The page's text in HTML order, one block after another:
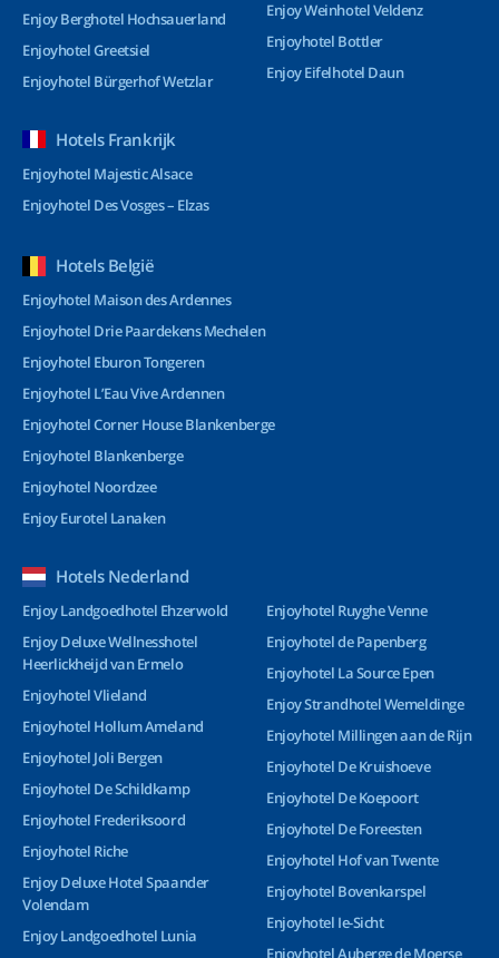
Enjoy Berghotel Hochsauerland
Enjoyhotel Greetsiel
Enjoyhotel Bürgerhof Wetzlar
Enjoy Weinhotel Veldenz
Enjoyhotel Bottler
Enjoy Eifelhotel Daun
Hotels Frankrijk
Enjoyhotel Majestic Alsace
Enjoyhotel Des Vosges – Elzas
Hotels België
Enjoyhotel Maison des Ardennes
Enjoyhotel Drie Paardekens Mechelen
Enjoyhotel Eburon Tongeren
Enjoyhotel L’Eau Vive Ardennen
Enjoyhotel Corner House Blankenberge
Enjoyhotel Blankenberge
Enjoyhotel Noordzee
Enjoy Eurotel Lanaken
Hotels Nederland
Enjoy Landgoedhotel Ehzerwold
Enjoy Deluxe Wellnesshotel
Heerlickheijd van Ermelo
Enjoyhotel Vlieland
Enjoyhotel Hollum Ameland
Enjoyhotel Joli Bergen
Enjoyhotel De Schildkamp
Enjoyhotel Frederiksoord
Enjoyhotel Riche
Enjoy Deluxe Hotel Spaander
Volendam
Enjoy Landgoedhotel Lunia
Enjoyhotel Ruyghe Venne
Enjoyhotel de Papenberg
Enjoyhotel La Source Epen
Enjoy Strandhotel Wemeldinge
Enjoyhotel Millingen aan de Rijn
Enjoyhotel De Kruishoeve
Enjoyhotel De Koepoort
Enjoyhotel De Foreesten
Enjoyhotel Hof van Twente
Enjoyhotel Bovenkarspel
Enjoyhotel Ie-Sicht
Enjoyhotel Auberge de Moerse